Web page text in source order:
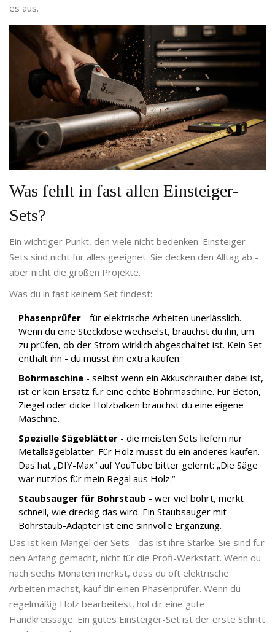
es aus.
Was fehlt in fast allen Einsteiger-
Sets?
Ein wichtiger Punkt, den viele nicht bedenken: Einsteiger-
Sets sind nicht für alles geeignet. Sie decken den Alltag ab -
aber nicht die großen Projekte.
Was du in fast keinem Set findest:
Phasenprüfer - für elektrische Arbeiten unerlässlich.
Wenn du eine Steckdose wechselst, brauchst du ihn, um
zu prüfen, ob der Strom wirklich abgeschaltet ist. Kein Set
enthält ihn - du musst ihn extra kaufen.
Bohrmaschine - selbst wenn ein Akkuschrauber dabei ist,
ist er kein Ersatz für eine echte Bohrmaschine. Für Beton,
Ziegel oder dicke Holzbalken brauchst du eine eigene
Maschine.
Spezielle Sägeblätter - die meisten Sets liefern nur
Metallsägeblätter. Für Holz musst du ein anderes kaufen.
Das hat „DIY-Max“ auf YouTube bitter gelernt: „Die Säge
war nutzlos für mein Regal aus Holz.“
Staubsauger für Bohrstaub - wer viel bohrt, merkt
schnell, wie dreckig das wird. Ein Staubsauger mit
Bohrstaub-Adapter ist eine sinnvolle Ergänzung.
Das ist kein Mangel der Sets - das ist ihre Stärke. Sie sind für
den Anfang gemacht, nicht für die Profi-Werkstatt. Wenn du
nach sechs Monaten merkst, dass du oft elektrische
Arbeiten machst, kauf dir einen Phasenprüfer. Wenn du
regelmäßig Holz bearbeitest, hol dir eine gute
Handkreissäge. Ein gutes Einsteiger-Set ist der erste Schritt